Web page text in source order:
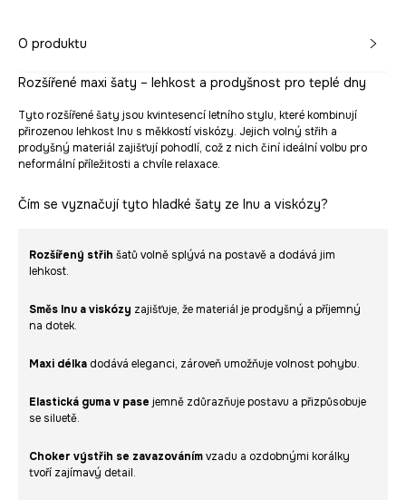
O produktu
Rozšířené maxi šaty – lehkost a prodyšnost pro teplé dny
Tyto rozšířené šaty jsou kvintesencí letního stylu, které kombinují
přirozenou lehkost lnu s měkkostí viskózy. Jejich volný střih a
prodyšný materiál zajišťují pohodlí, což z nich činí ideální volbu pro
neformální příležitosti a chvíle relaxace.
Čím se vyznačují tyto hladké šaty ze lnu a viskózy?
Rozšířený střih šatů volně splývá na postavě a dodává jim
lehkost.
Směs lnu a viskózy zajišťuje, že materiál je prodyšný a příjemný
na dotek.
Maxi délka dodává eleganci, zároveň umožňuje volnost pohybu.
Elastická guma v pase jemně zdůrazňuje postavu a přizpůsobuje
se siluetě.
Choker výstřih se zavazovánímvzadu a ozdobnými korálky
tvoří zajímavý detail.